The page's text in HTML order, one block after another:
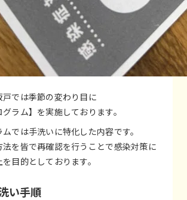
戸では季節の変わり目に
グラム】を実施しております。
では手洗いに特化した内容です。
を皆で再確認を行うことで感染対策に
目的としております。
い手順